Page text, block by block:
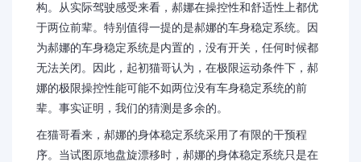
构。从实际驾驶感受来看，郝娜在操控性和舒适性上都优
于两位前辈。特别值得一提的是郝娜的车身稳定系统。因
为郝娜的车身稳定系统是内置的，没有开关，任何时候都
无法关闭。因此，起初猫哥认为，在极限运动条件下，郝
娜的极限操控性能可能不如两位没有车身稳定系统的前
辈。事实证明，我们的猜测是多余的。
在猫哥看来，郝娜的身体稳定系统采用了有限的干预程
序。当试图原地盘旋漂移时，郝娜的身体稳定系统只是在